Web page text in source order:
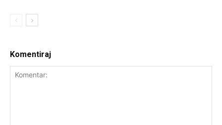
Komentiraj